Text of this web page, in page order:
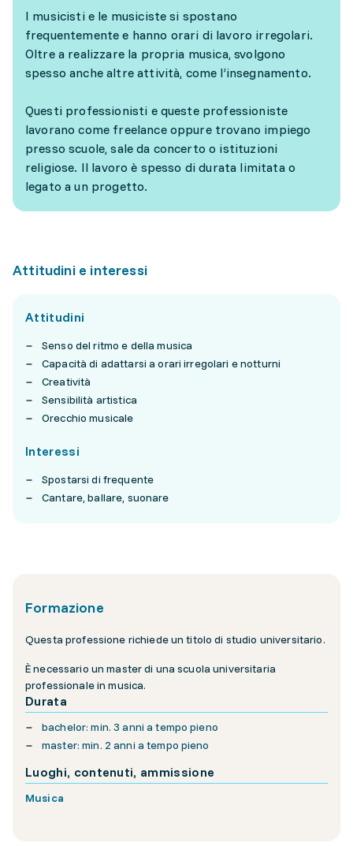
I musicisti e le musiciste si spostano
frequentemente e hanno orari di lavoro irregolari.
Oltre a realizzare la propria musica, svolgono
spesso anche altre attività, come l’insegnamento.
Questi professionisti e queste professioniste
lavorano come freelance oppure trovano impiego
presso scuole, sale da concerto o istituzioni
religiose. Il lavoro è spesso di durata limitata o
legato a un progetto.
Attitudini e interessi
Attitudini
Senso del ritmo e della musica
Capacità di adattarsi a orari irregolari e notturni
Creatività
Sensibilità artistica
Orecchio musicale
Interessi
Spostarsi di frequente
Cantare, ballare, suonare
Formazione
Questa professione richiede un titolo di studio universitario.
È necessario un master di una scuola universitaria
professionale in musica.
Durata
bachelor: min. 3 anni a tempo pieno
master: min. 2 anni a tempo pieno
Luoghi, contenuti, ammissione
Musica